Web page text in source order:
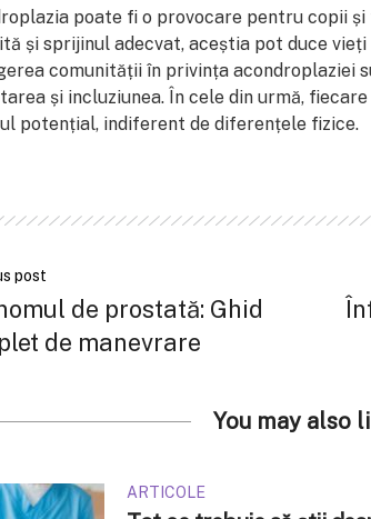
poate fi o provocare pentru copii
și sprijinul adecvat, aceștia pot duce
comunității în privința acondroplaziei
și incluziunea. În cele din urmă,
potențial, indiferent de diferențele fizice.
post
de prostată: Ghid
de manevrare
You may also
ARTICOLE